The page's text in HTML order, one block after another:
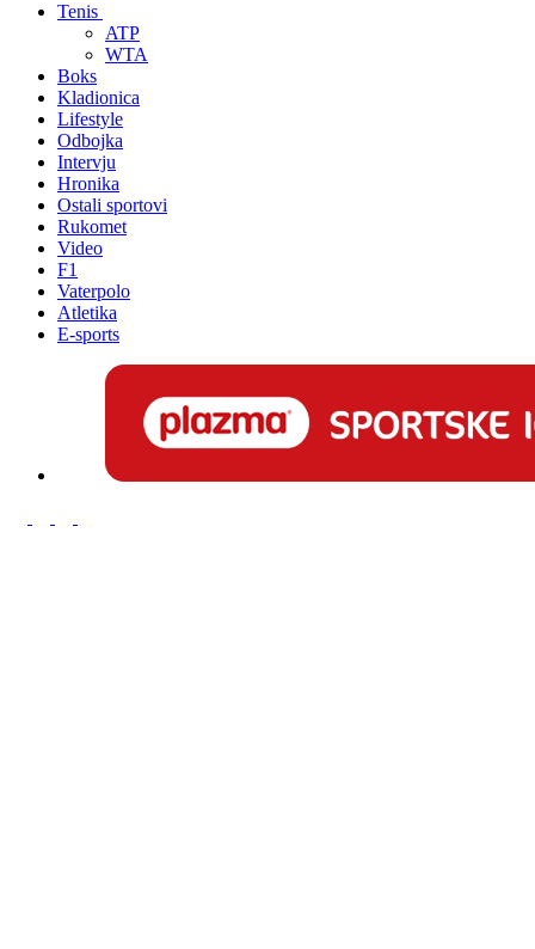
Tenis
ATP
WTA
Boks
Kladionica
Lifestyle
Odbojka
Intervju
Hronika
Ostali sportovi
Rukomet
Video
F1
Vaterpolo
Atletika
E-sports